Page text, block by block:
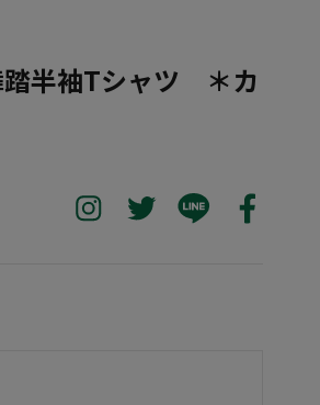
踏半袖Tシャツ ＊カ